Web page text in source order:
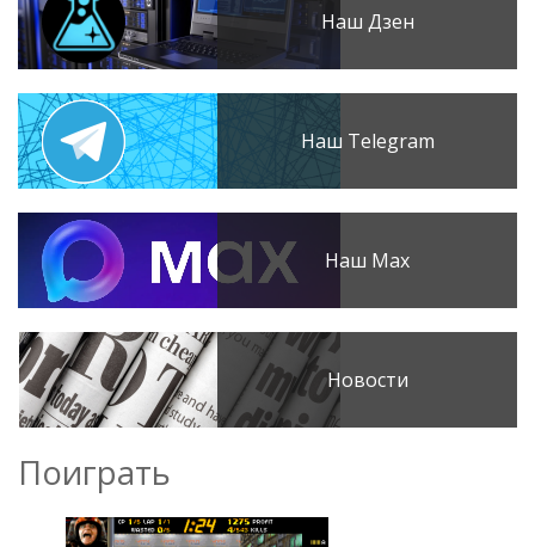
Наш Дзен
Наш Telegram
Наш Max
Новости
Поиграть